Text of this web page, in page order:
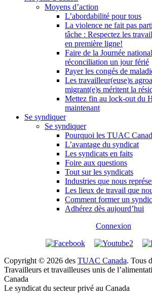
Moyens d’action
L’abordabilité pour tous
La violence ne fait pas
tâche : Respectez les
en première ligne!
Faire de la Journée
réconciliation un jour férié
Payer les congés de
Les travailleur(euse)s
migrant(e)s méritent la
Mettez fin au lock-out du
maintenant
Se syndiquer
Se syndiquer
Pourquoi les TUAC
L’avantage du syndicat
Les syndicats en faits
Foire aux questions
Tout sur les syndicats
Industries que nous
Les lieux de travail que
Comment former un
Adhérez dès aujourd’hui
Connexion
Copyright © 2026 des TUAC Canada. Tous
Travailleurs et travailleuses unis de
Canada
Le syndicat du secteur privé au Canada